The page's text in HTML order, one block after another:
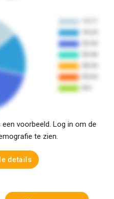
voorbeeld. Log in om de
te zien.
details